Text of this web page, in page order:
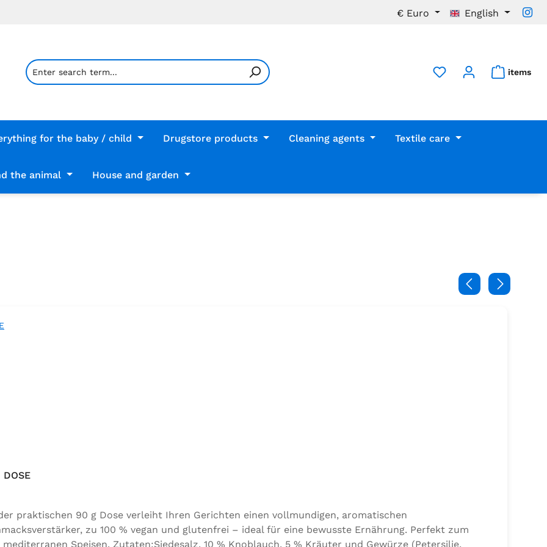
€ Euro English
items
for the baby / child Drugstore products Cleaning agents Textile care
the animal House and garden
praktischen 90 g Dose verleiht Ihren Gerichten einen vollmundigen, aromatischen
zu 100 % vegan und glutenfrei – ideal für eine bewusste Ernährung. Perfekt zum
Speisen. Zutaten:Siedesalz, 10 % Knoblauch, 5 % Kräuter und Gewürze (Petersilie,